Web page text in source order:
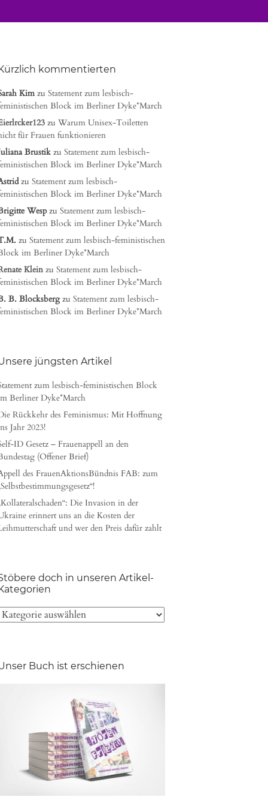
kommentierten
Kimzu Statement zum lesbisch-
Block im Berliner Dyke*March
zu Warum Unisex-Toiletten
für Frauen funktionieren
Brustik zu Statement zum lesbisch-
Block im Berliner Dyke*March
zu Statement zum lesbisch-
Block im Berliner Dyke*March
Wespzu Statement zum lesbisch-
Block im Berliner Dyke*March
zu Statement zum lesbisch-feministischen
im Berliner Dyke*March
Kleinzu Statement zum lesbisch-
Block im Berliner Dyke*March
B. Blocksbergzu Statement zum lesbisch-
Block im Berliner Dyke*March
jüngsten Artikel
zum lesbisch-feministischen Block
Berliner Dyke*March
Rückkehr des Feminismus: Mit Hoffnung
Jahr 2023!
ID Gesetz – Frauenappell an den
(Offener Brief)
des FrauenAktionsBündnis FAB: zum
Die Invasion in der
erinnert uns an die Kosten der
und wer den Preis dafür zahlt
doch in unseren Artikel-
Buch ist erschienen